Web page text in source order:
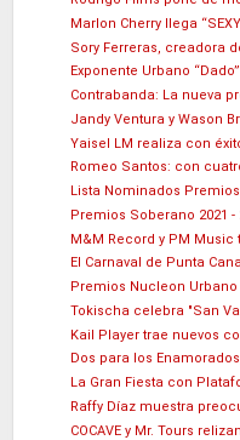
Marlon Cherry llega
Sory Ferreras, creadora
Exponente Urbano
Contrabanda: La nueva
Jandy Ventura y Wason
Yaisel LM realiza con
Romeo Santos: con
Lista Nominados
Premios Soberano 2021 -
M&M Record y PM Music
El Carnaval de Punta
Premios Nucleon
Tokischa celebra "San
Kail Player trae nuevos
Dos para los
La Gran Fiesta con
Raffy Díaz muestra
COCAVE y Mr. Tours